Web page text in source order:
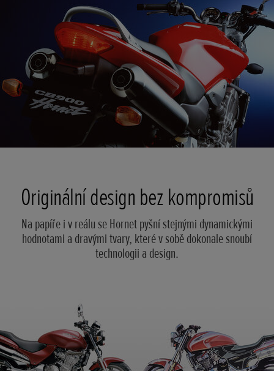
Originální design bez kompromisů
Na papíře i v reálu se Hornet pyšní stejnými dynamickými
hodnotami a dravými tvary, které v sobě dokonale snoubí
technologii a design.